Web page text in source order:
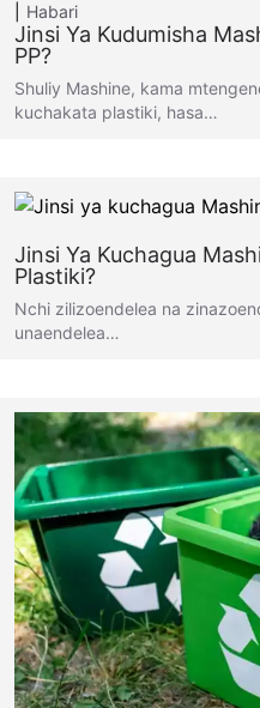
Habari
Jinsi Ya Kudumisha
PP?
Shuliy Mashine, kama
kuchakata plastiki, hasa…
Jinsi Ya Kuchagua
Plastiki?
Nchi zilizoendelea na
unaendelea…